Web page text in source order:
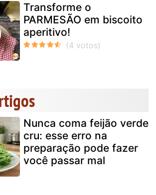
Transforme o
PARMESÃO em biscoito
aperitivo!
Nunca coma feijão verde
cru: esse erro na
preparação pode fazer
você passar mal